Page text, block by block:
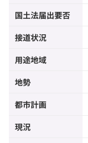
国土法届出要否
接道状況
用途地域
地勢
都市計画
現況